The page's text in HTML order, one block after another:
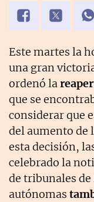
Este martes la
una gran
ordenó la
que se
considerar que
del aumento de
esta decisión,
celebrado la
de tribunales
autónomas